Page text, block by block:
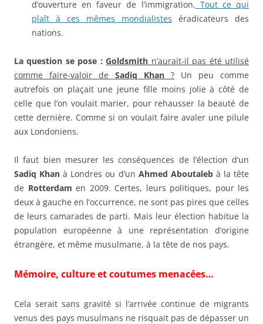
d’ouverture en faveur de l’immigration. Tout ce qui
plaît à ces mêmes mondialistes éradicateurs des
nations.
La question se pose : Goldsmith n’aurait-il pas été utilisé
comme faire-valoir de Sadiq Khan ? Un peu comme
autrefois on plaçait une jeune fille moins jolie à côté de
celle que l’on voulait marier, pour rehausser la beauté de
cette dernière. Comme si on voulait faire avaler une pilule
aux Londoniens.
Il faut bien mesurer les conséquences de l’élection d’un
Sadiq Khan à Londres ou d’un Ahmed Aboutalebà la tête
de Rotterdam en 2009. Certes, leurs politiques, pour les
deux à gauche en l’occurrence, ne sont pas pires que celles
de leurs camarades de parti. Mais leur élection habitue la
population européenne à une représentation d’origine
étrangère, et même musulmane, à la tête de nos pays.
Mémoire, culture et coutumes menacées…
Cela serait sans gravité si l’arrivée continue de migrants
venus des pays musulmans ne risquait pas de dépasser un